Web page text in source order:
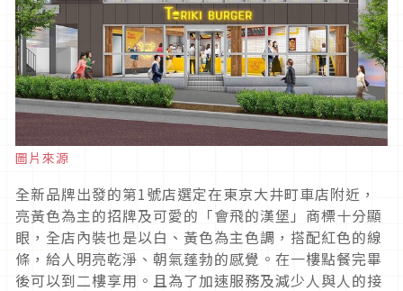
圖片來源
全新品牌出發的第1號店選定在東京大井町車店附近，
亮黃色為主的招牌及可愛的「會飛的漢堡」商標十分顯
眼，全店內裝也是以白、黃色為主色調，搭配紅色的線
條，給人明亮乾淨、朝氣蓬勃的感覺。在一樓點餐完畢
後可以到二樓享用。且為了加速服務及減少人與人的接